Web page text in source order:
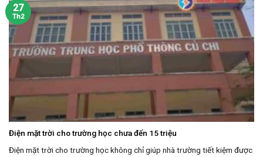
Điện mặt trời cho trường học chưa đến 15 triệu
Điện mặt trời cho trường học không chỉ giúp nhà trường tiết kiệm được
27
Th2